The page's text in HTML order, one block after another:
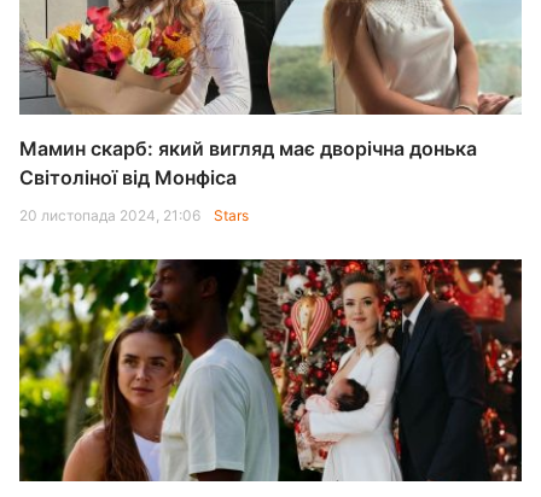
Мамин скарб: який вигляд має дворічна донька
Світоліної від Монфіса
20 листопада 2024, 21:06 Stars